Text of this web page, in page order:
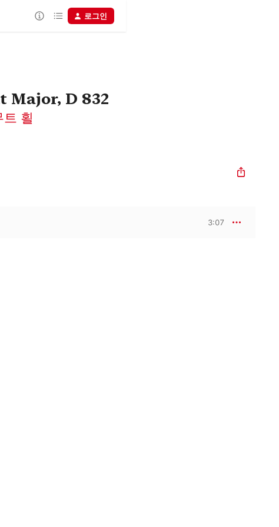
로그인
Major, D 832
횔
3:07